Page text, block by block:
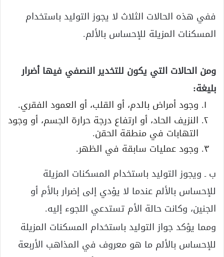
ففي هذه الحالات الثلاث لا يجوز التوليد باستخدام
المسكنات المزيلة للإحساس بالألم.
ومن الحالات التي يكون للتخدير النصفي فيها أضرار
بليغة:
وجود أمراض بالدم، أو القلب، أو العمود الفقري.
النزيف الحاد، أو ارتفاع درجة حرارة الجسم، أو وجود
التهابات في منطقة الحقن.
وجود عمليات سابقة في الظهر.
ب ـ ويجوز التوليد باستخدام المسكنات المزيلة
للإحساس بالألم عندما لا يؤدي إلى إضرار بالأم أو
الجنين، وكانت حالة الأم تستدعي اللجوء إليه.
ومما يؤكد جواز التوليد باستخدام المسكنات المزيلة
للإحساس بالألم ما هو معروف في المذاهب الأربعة